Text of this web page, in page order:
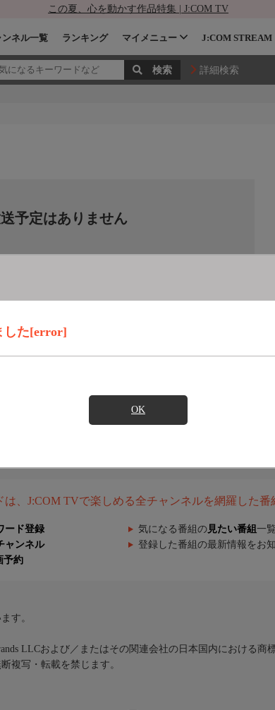
この夏、心を動かす作品特集 | J:COM TV
ンネル一覧 ランキング マイメニュー J:COM STREAM
詳細検索
した[error]
OK
予定はありません
は、J:COM TVで楽しめる全チャンネルを網羅した番
ード登録 気になる番組の 見たい番組 一
ャンネル 登録した番組の最新情報をお
予約
す。
LLCおよび／またはその関連会社の日本国内における商
複写・転載を禁じます。